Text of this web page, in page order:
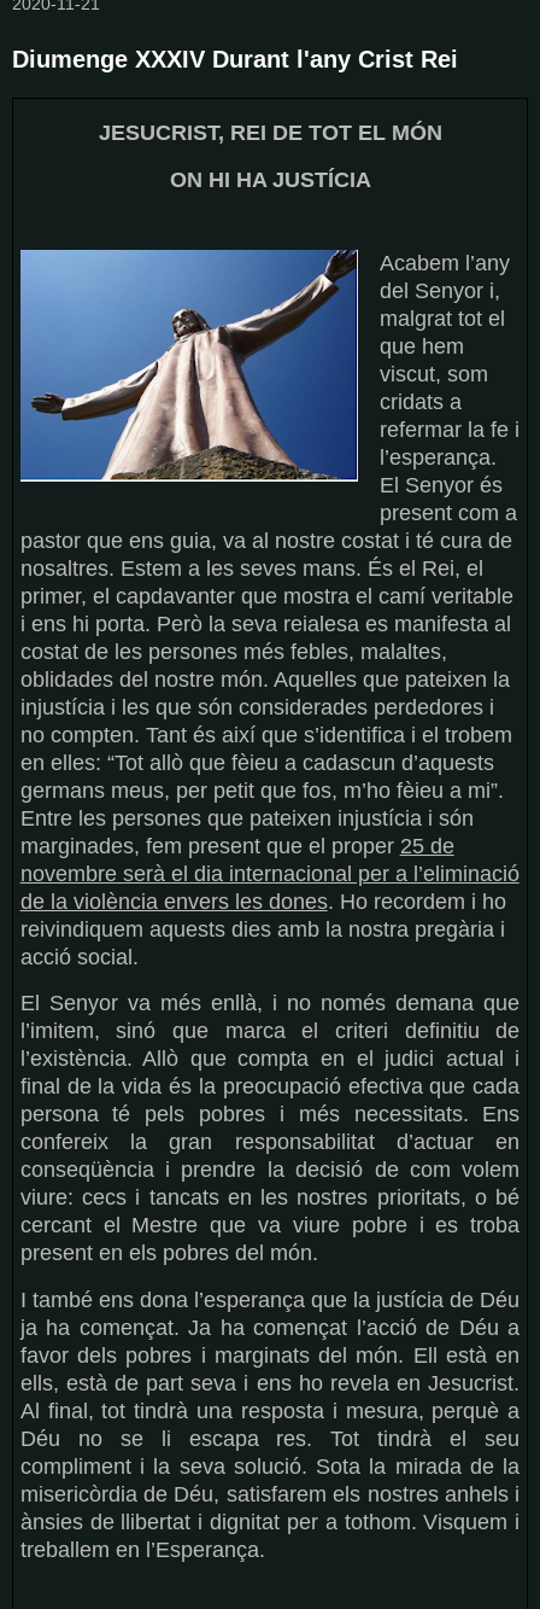
Diumenge XXXIV Durant l'any Crist Rei
JESUCRIST, REI DE TOT EL MÓN
ON HI HA JUSTÍCIA
Acabem l’any
del Senyor i,
malgrat tot el
que hem
viscut, som
cridats a
refermar la fe i
l’esperança.
El Senyor és
present com a
pastor que ens guia, va al nostre costat i té cura de
nosaltres. Estem a les seves mans. És el Rei, el
primer, el capdavanter que mostra el camí veritable
i ens hi porta. Però la seva reialesa es manifesta al
costat de les persones més febles, malaltes,
oblidades del nostre món. Aquelles que pateixen la
injustícia i les que són considerades perdedores i
no compten. Tant és així que s’identifica i el trobem
en elles: “Tot allò que fèieu a cadascun d’aquests
germans meus, per petit que fos, m’ho fèieu a mi”.
Entre les persones que pateixen injustícia i són
marginades, fem present que el proper 25 de
novembre serà el dia internacional per a l’eliminació
de la violència envers les dones. Ho recordem i ho
reivindiquem aquests dies amb la nostra pregària i
acció social.
El Senyor va més enllà, i no només demana que
l’imitem, sinó que marca el criteri definitiu de
l’existència. Allò que compta en el judici actual i
final de la vida és la preocupació efectiva que cada
persona té pels pobres i més necessitats. Ens
confereix la gran responsabilitat d’actuar en
conseqüència i prendre la decisió de com volem
viure: cecs i tancats en les nostres prioritats, o bé
cercant el Mestre que va viure pobre i es troba
present en els pobres del món.
I també ens dona l’esperança que la justícia de Déu
ja ha començat. Ja ha començat l’acció de Déu a
favor dels pobres i marginats del món. Ell està en
ells, està de part seva i ens ho revela en Jesucrist.
Al final, tot tindrà una resposta i mesura, perquè a
Déu no se li escapa res. Tot tindrà el seu
compliment i la seva solució. Sota la mirada de la
misericòrdia de Déu, satisfarem els nostres anhels i
ànsies de llibertat i dignitat per a tothom. Visquem i
treballem en l’Esperança.